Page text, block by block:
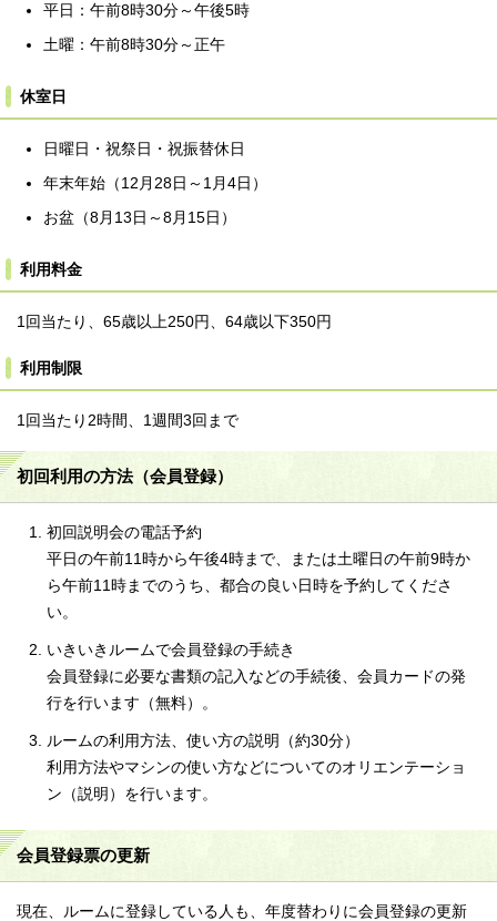
平日：午前8時30分～午後5時
土曜：午前8時30分～正午
休室日
日曜日・祝祭日・祝振替休日
年末年始（12月28日～1月4日）
お盆（8月13日～8月15日）
利用料金
1回当たり、65歳以上250円、64歳以下350円
利用制限
1回当たり2時間、1週間3回まで
初回利用の方法（会員登録）
初回説明会の電話予約
平日の午前11時から午後4時まで、または土曜日の午前9時か
ら午前11時までのうち、都合の良い日時を予約してくださ
い。
いきいきルームで会員登録の手続き
会員登録に必要な書類の記入などの手続後、会員カードの発
行を行います（無料）。
ルームの利用方法、使い方の説明（約30分）
利用方法やマシンの使い方などについてのオリエンテーショ
ン（説明）を行います。
会員登録票の更新
現在、ルームに登録している人も、年度替わりに会員登録の更新